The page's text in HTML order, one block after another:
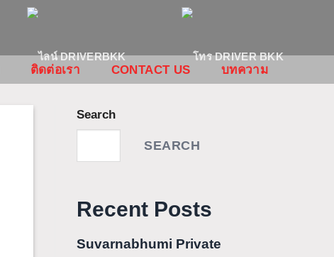
ติดต่อเรา CONTACT US บทความ
Search
SEARCH
Recent Posts
Suvarnabhumi Private